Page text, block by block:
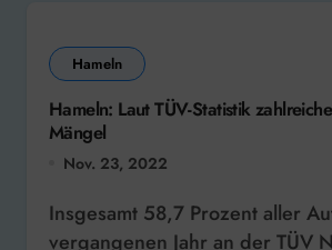
Hameln
Hameln: Laut TÜV-Statistik
Mängel
Nov. 23, 2022
Insgesamt 58,7 Prozent aller Autos, die im
vergangenen Jahr an der TÜV